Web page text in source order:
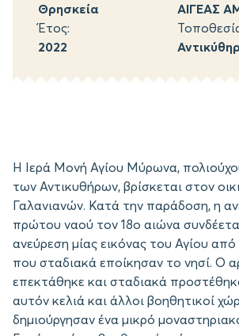
Θρησκεία
ΑΙΓΕΑΣ
Έτος:
2022
Η Ιερά Μονή Αγίου Μύρωνα,
των Αντικυθήρων, βρίσκεται στον
Γαλανιανών. Κατά την παράδοση, η
πρώτου ναού τον 18ο αιώνα
ανεύρεση μίας εικόνας του Αγίου
που σταδιακά εποίκησαν το νησί. Ο
επεκτάθηκε και σταδιακά
αυτόν κελιά και άλλοι βοηθητικοί
δημιούργησαν ένα μικρό